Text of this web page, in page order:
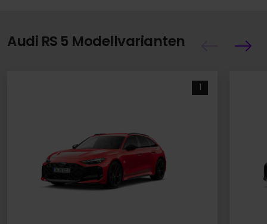
Audi RS 5 Modellvarianten
1